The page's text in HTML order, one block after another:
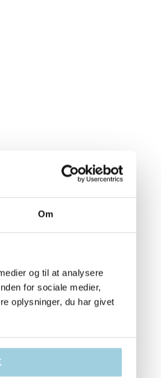
Om
og til at analysere
for sociale medier,
oplysninger, du har givet